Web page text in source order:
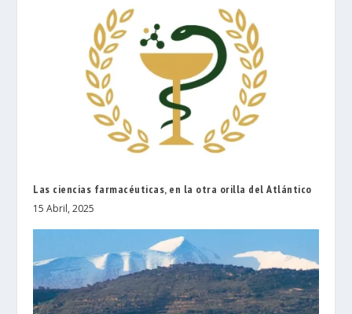
Las ciencias farmacéuticas, en la otra orilla del Atlántico
15 Abril, 2025